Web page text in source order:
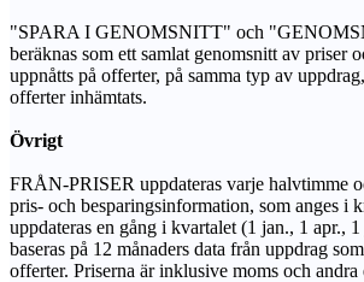
"SPARA I GENOMSNITT" och
beräknas som ett samlat genomsnitt av priser
uppnåtts på offerter, på samma typ av
offerter inhämtats.
Övrigt
FRÅN-PRISER uppdateras varje halvtimme
pris- och besparingsinformation, som anges i
uppdateras en gång i kvartalet (1 jan., 1 apr.,
baseras på 12 månaders data från uppdrag
offerter. Priserna är inklusive moms och